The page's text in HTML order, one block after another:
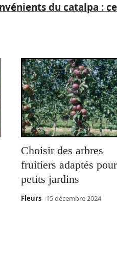
du catalpa :
Choisir des arbres
fruitiers adaptés
petits jardins
Fleurs 15 décembre 2024